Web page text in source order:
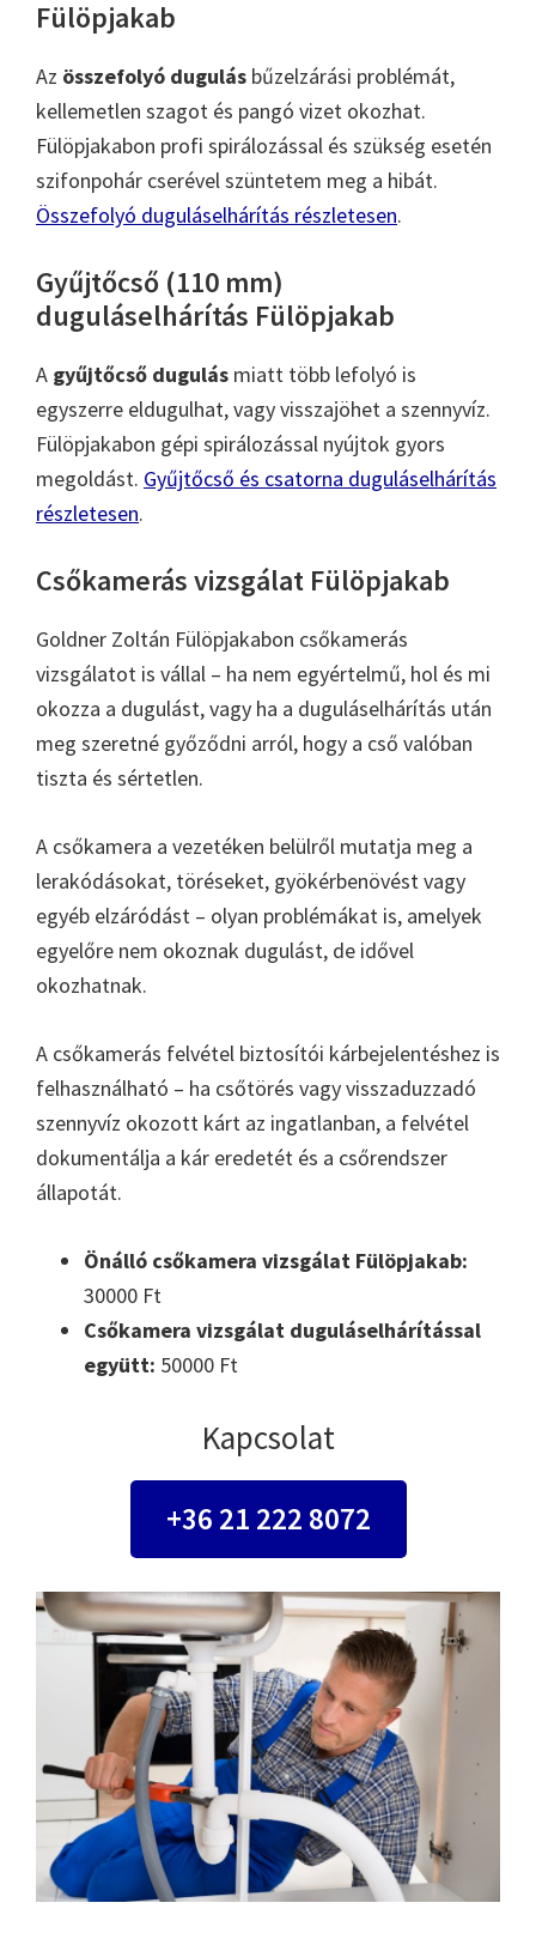
Fülöpjakab
Az összefolyó dugulás bűzelzárási problémát,
kellemetlen szagot és pangó vizet okozhat.
Fülöpjakabon profi spirálozással és szükség esetén
szifonpohár cserével szüntetem meg a hibát.
Összefolyó duguláselhárítás részletesen.
Gyűjtőcső (110 mm)
duguláselhárítás Fülöpjakab
A gyűjtőcső dugulás miatt több lefolyó is
egyszerre eldugulhat, vagy visszajöhet a szennyvíz.
Fülöpjakabon gépi spirálozással nyújtok gyors
megoldást. Gyűjtőcső és csatorna duguláselhárítás
részletesen.
Csőkamerás vizsgálat Fülöpjakab
Goldner Zoltán Fülöpjakabon csőkamerás
vizsgálatot is vállal – ha nem egyértelmű, hol és mi
okozza a dugulást, vagy ha a duguláselhárítás után
meg szeretné győződni arról, hogy a cső valóban
tiszta és sértetlen.
A csőkamera a vezetéken belülről mutatja meg a
lerakódásokat, töréseket, gyökérbenövést vagy
egyéb elzáródást – olyan problémákat is, amelyek
egyelőre nem okoznak dugulást, de idővel
okozhatnak.
A csőkamerás felvétel biztosítói kárbejelentéshez is
felhasználható – ha csőtörés vagy visszaduzzadó
szennyvíz okozott kárt az ingatlanban, a felvétel
dokumentálja a kár eredetét és a csőrendszer
állapotát.
Önálló csőkamera vizsgálat Fülöpjakab:
30000 Ft
Csőkamera vizsgálat duguláselhárítással
együtt: 50000 Ft
Kapcsolat
+36 21 222 8072